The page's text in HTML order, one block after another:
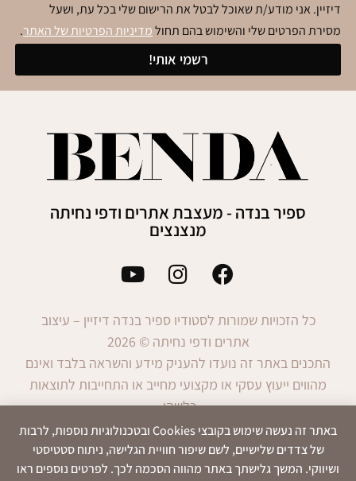
דיזיין. אני מודע/ת שאוכל לבטל את הרישום שלי בכל עת, ושעל
מסירת הפרטים שלי והשימוש בהם תחולמדיניות הפרטיות של האתר.
רשמי אותי!
ספיר בנדה - מעצבת אתרים ודפי נחיתה
מנצנצים
כל הזכויות שמורות לסטודיו ספיר בנדה דיזיין – עיצוב
אתרים ודפי נחיתה © 2026
התכנים באתר זה נועדו להעניק מידע והשראה בלבד ואינם
מהווים ייעוץ עסקי או מקצועי מחייב או התחייבות לתוצאות
כלשהן.
השימוש במידע הינו באחריות המשתמש בלבד.
באתר זה נעשה שימוש בקובצי Cookies ובטכנולוגיות נוספות, לרבות
של צדדים שלישיים, לשם שיפור חוויית הגלישה, ניתוח סטטיסטי
ושיווקי. המשך גלישתך באתר מהווה הסכמה לכך. לפרטים נוספים ראו